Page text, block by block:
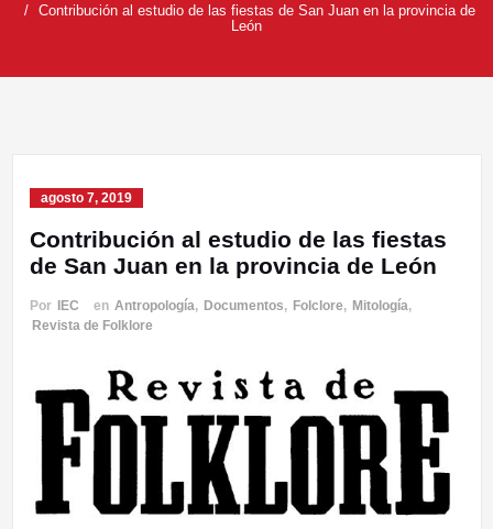
Contribución al estudio de las fiestas de San Juan en la provincia de
León
agosto 7, 2019
Contribución al estudio de las fiestas
de San Juan en la provincia de León
Por IEC en Antropología, Documentos, Folclore, Mitología,
Revista de Folklore